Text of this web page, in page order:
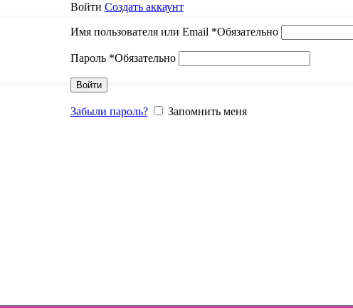
Войти Создать аккаунт
Имя пользователя или Email *Обязательно
Пароль *Обязательно
Войти
Забыли пароль? Запомнить меня